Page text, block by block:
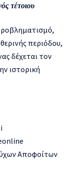
τέτοιου
περιόδου,
δέχεται τον
ιστορική